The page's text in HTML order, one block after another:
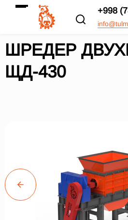
+998
ШРЕДЕР
ЩД-430